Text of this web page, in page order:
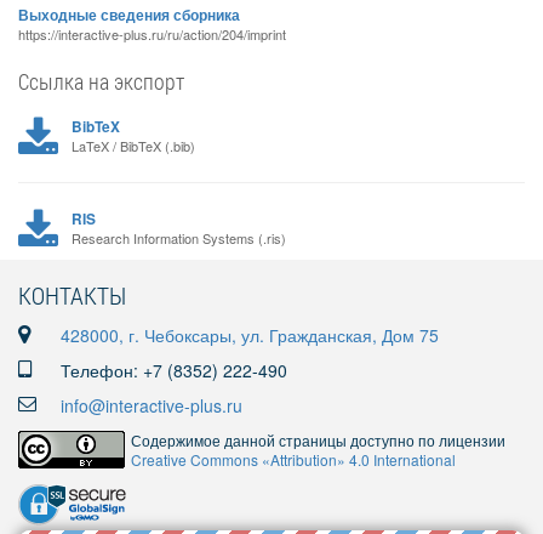
Выходные сведения сборника
https://interactive-plus.ru/ru/action/204/imprint
Ссылка на экспорт
BibTeX
LaTeX / BibTeX (.bib)
RIS
Research Information Systems (.ris)
КОНТАКТЫ
428000, г. Чебоксары, ул. Гражданская, Дом 75
Телефон: +7 (8352) 222-490
info@interactive-plus.ru
Содержимое данной страницы доступно по лицензии
Creative Commons «Attribution» 4.0 International